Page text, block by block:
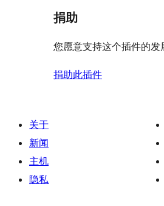
捐助
您愿意支持这个插件的发
捐助此插件
关于
新闻
主机
隐私